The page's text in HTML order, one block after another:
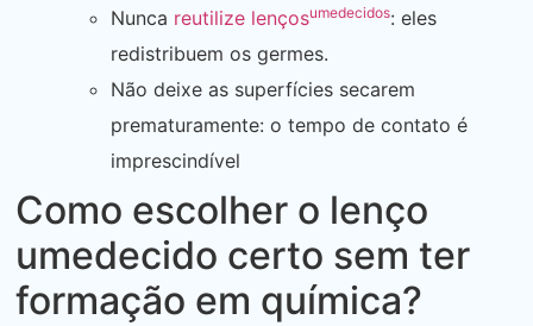
Nunca reutilize lençosumedecidos: eles
redistribuem os germes.
Não deixe as superfícies secarem
prematuramente: o tempo de contato é
imprescindível
Como escolher o lenço
umedecido certo sem ter
formação em química?